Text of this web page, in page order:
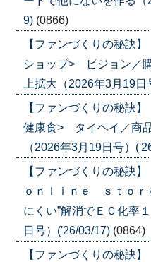
9) (0866)
【ファンづくりの秘訣
ショップ> ピジョン／
上拡大（2026年3月19
【ファンづくりの秘
健康食> タイヘイ／商
（2026年3月19日号）
【ファンづくりの秘
ｏｎｌｉｎｅ ｓｔｏｒ
にくい”解消でＥＣ化率
日号）('26/03/17) (0864)
【ファンづくりの秘訣